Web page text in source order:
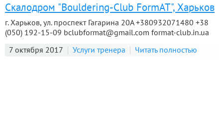
Скалодром "Bouldering-Club FormAT", Харьков
г. Харьков, ул. проспект Гагарина 20А +380932071480 +38
(050) 192-15-09 bclubformat@gmail.com format-club.in.ua
7 октября 2017
Услуги тренера Читать полностью